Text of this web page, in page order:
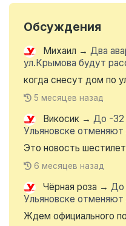
Обсуждения
Михаил → Два
ул.Крымова будут
когда снесут дом по
5 месяцев назад
Викосик → До -32
Ульяновске отменяют
Это новость
6 месяцев назад
Чёрная роза → До
Ульяновске отменяют
Ждем официального